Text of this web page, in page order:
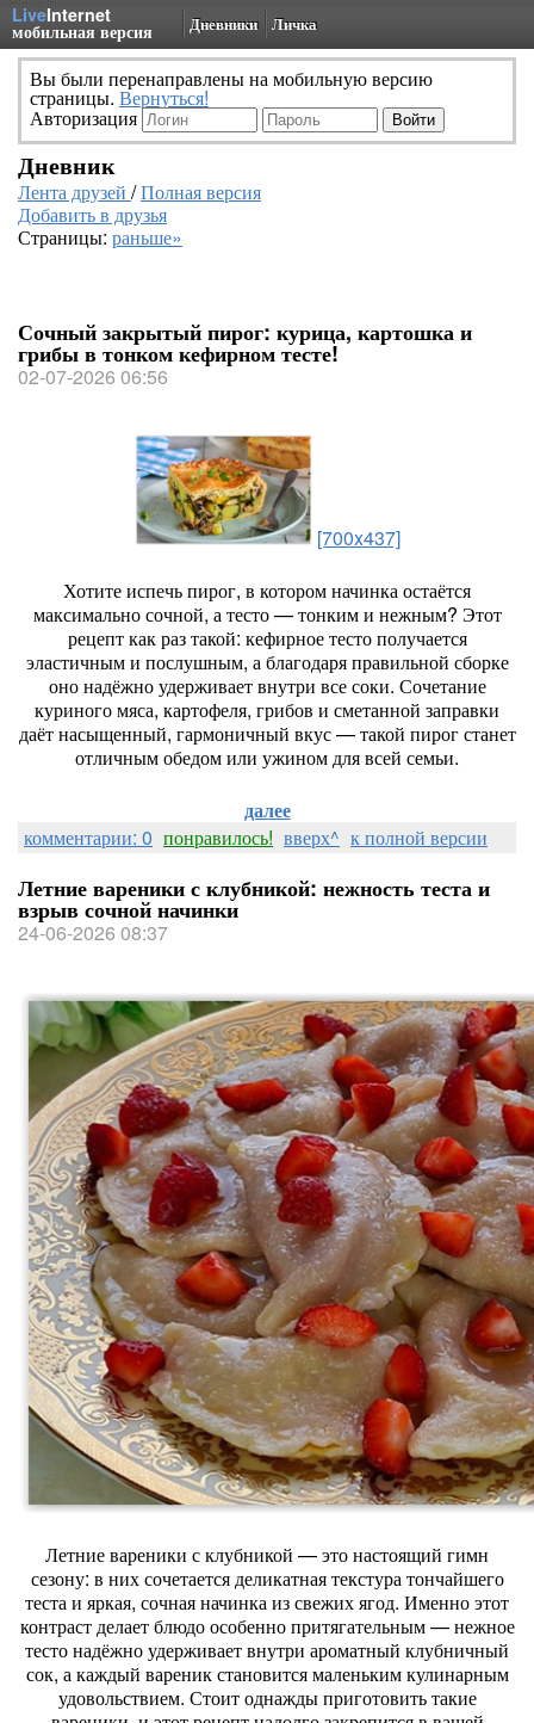
LiveInternet
мобильная версия Дневники Личка
Вы были перенаправлены на мобильную версию
страницы. Вернуться!
Авторизация
Дневник
Лента друзей /Полная версия
Добавить в друзья
Страницы: раньше»
Сочный закрытый пирог: курица, картошка и
грибы в тонком кефирном тесте!
02-07-2026 06:56
[700x437]
Хотитеиспечьпирог, в которомначинкаостаётся
максимальносочной, атесто— тонкими нежным? Этот
рецепткакразтакой: кефирноетестополучается
эластичными послушным, аблагодаряправильной сборке
ононадёжноудерживаетвнутри всесоки. Сочетание
куриногомяса, картофеля, грибов и сметанной заправки
даётнасыщенный, гармоничный вкус— такой пирогстанет
отличнымобедомили ужиномдлявсей семьи.
далее
комментарии: 0 понравилось! вверх^ к полной версии
Летние вареники с клубникой: нежность теста и
взрыв сочной начинки
24-06-2026 08:37
Летниевареники склубникой — этонастоящий гимн
сезону: в нихсочетаетсяделикатнаятекстуратончайшего
тестаи яркая, сочнаяначинкаизсвежихягод. Именноэтот
контрастделаетблюдоособеннопритягательным— нежное
тестонадёжноудерживаетвнутри ароматный клубничный
сок, акаждый вареникстановитсямаленькимкулинарным
удовольствием. Стоитоднаждыприготовитьтакие